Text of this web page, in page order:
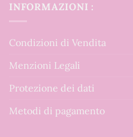
INFORMAZIONI :
Condizioni di Vendita
Menzioni Legali
Protezione dei dati
Metodi di pagamento